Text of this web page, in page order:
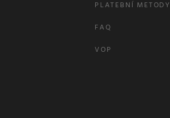
PLATEBNÍ METODY
FAQ
VOP